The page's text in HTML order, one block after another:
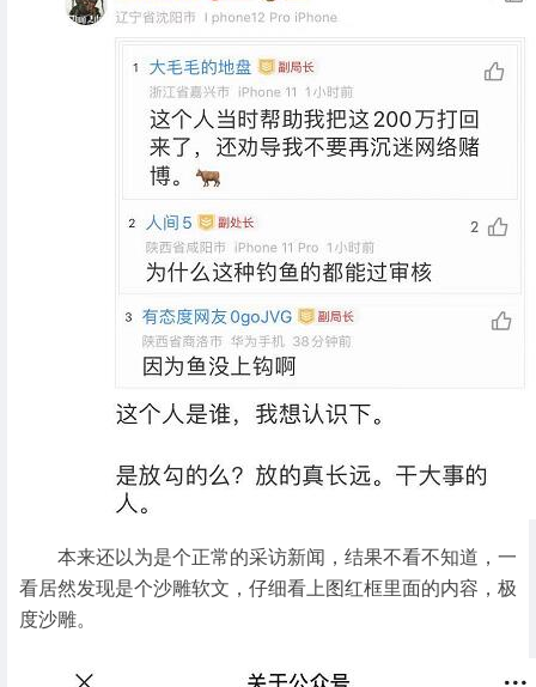
本来还以为是个正常的采访新闻，结果不看不知道，一
看居然发现是个沙雕软文，仔细看上图红框里面的内容，极
度沙雕。